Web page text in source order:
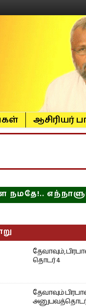
ஆசிரியர்
நமதே!..
தேவாவும்,
தொடர் 4
தேவாவும்